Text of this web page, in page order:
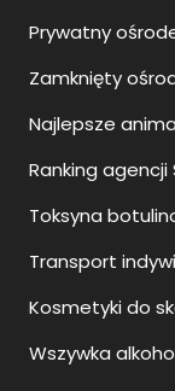
Prywatny
Zamknięty
Najlepsze
Ranking agencji
Toksyna
Transport
Kosmetyki do
Wszywka